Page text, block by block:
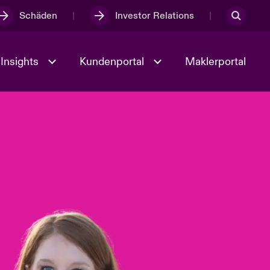
Schäden Investor Relations
Kundenportal Maklerportal